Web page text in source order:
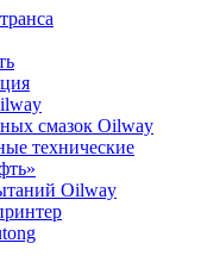
смазок Oilway
технические
Oilway